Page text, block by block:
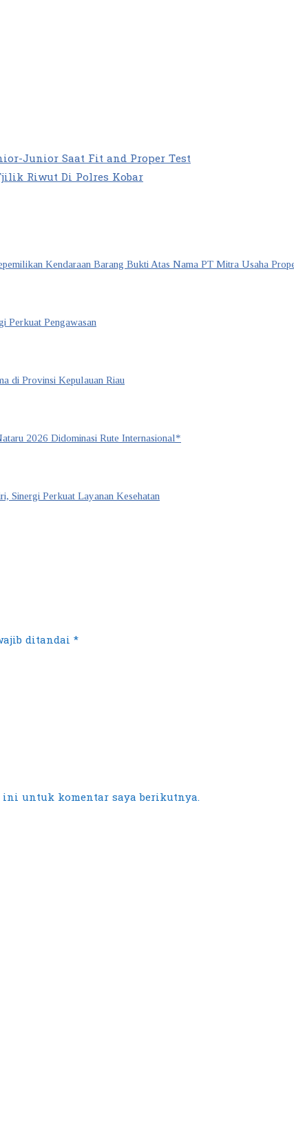
Junior Saat Fit and Proper Test
Riwut Di Polres Kobar
Kendaraan Barang Bukti Atas Nama PT Mitra Usaha
Perkuat Pengawasan
di Provinsi Kepulauan Riau
2026 Didominasi Rute Internasional*
Sinergi Perkuat Layanan Kesehatan
ditandai *
ini untuk komentar saya berikutnya.